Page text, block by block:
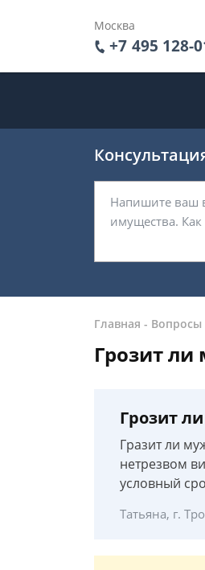
Москва
+7 495 128-
Главная - Вопросы
Грозит ли
Грозит
Гразит ли
нетрезвом
условный
Татьяна, г.